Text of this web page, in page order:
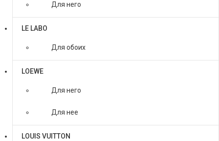
Для него
LE LABO
Для обоих
LOEWE
Для него
Для нее
LOUIS VUITTON